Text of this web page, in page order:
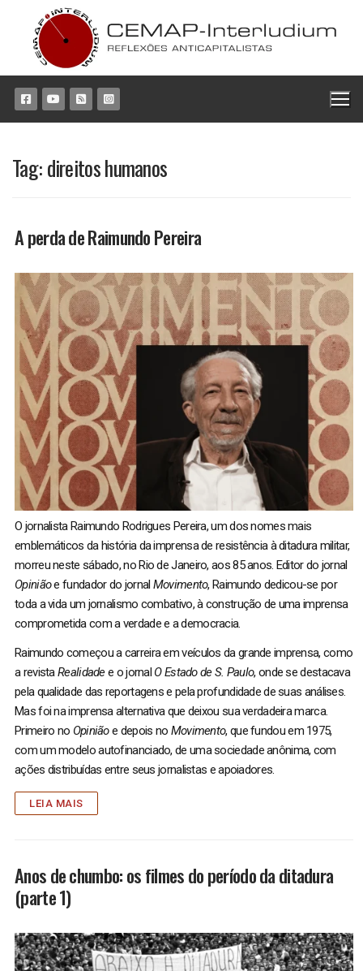
conteúdo
Tag:direitos humanos
A perda de Raimundo Pereira
O jornalista Raimundo Rodrigues Pereira, um dos nomes mais
emblemáticos da história da imprensa de resistência à ditadura militar,
morreu neste sábado, no Rio de Janeiro, aos 85 anos. Editor do jornal
Opiniãoe fundador do jornal Movimento, Raimundo dedicou-se por
toda a vida um jornalismo combativo, à construção de uma imprensa
comprometida com a verdade e a democracia.
Raimundo começou a carreira em veículos da grande imprensa, como
a revistaRealidadee o jornal O Estado de S. Paulo, onde se destacava
pela qualidade das reportagens e pela profundidade de suas análises.
Mas foi na imprensa alternativa que deixou sua verdadeira marca.
Primeiro no Opiniãoe depois no Movimento, que fundou em 1975,
com um modelo autofinanciado, de uma sociedade anônima, com
ações distribuídas entre seus jornalistas e apoiadores.
LEIA MAIS
Anos de chumbo: os filmes do período da ditadura
(parte 1)